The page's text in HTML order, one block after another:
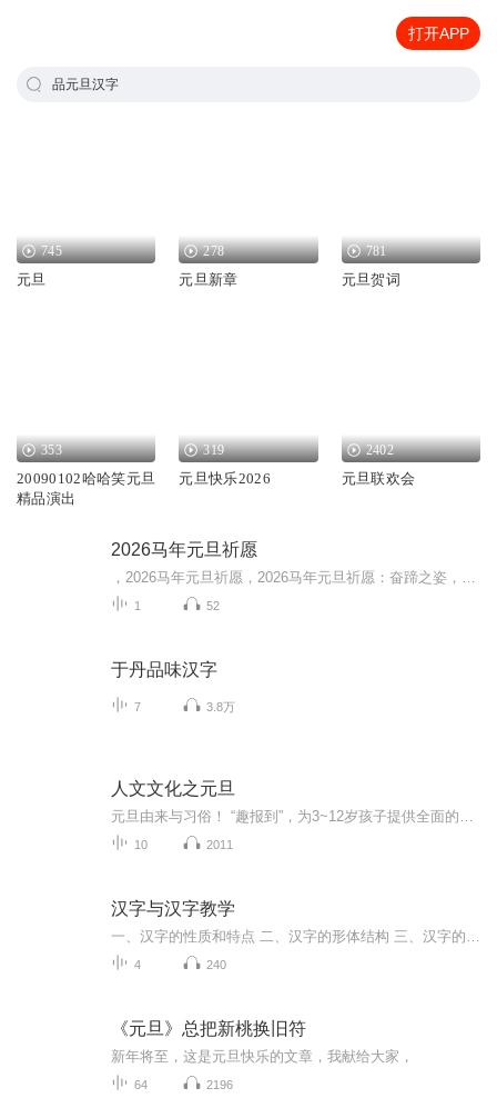
打开APP
品元旦汉字
745
元旦
278
元旦新章
781
元旦贺词
353
20090102哈哈笑元旦
精品演出
319
元旦快乐2026
2402
元旦联欢会
2026马年元旦祈愿
1 52
于丹品味汉字
7 3.8万
人文文化之元旦
10 2011
汉字与汉字教学
4 240
《元旦》总把新桃换旧符
新年将至，这是元旦快乐的文章，我献给大家，
64 2196